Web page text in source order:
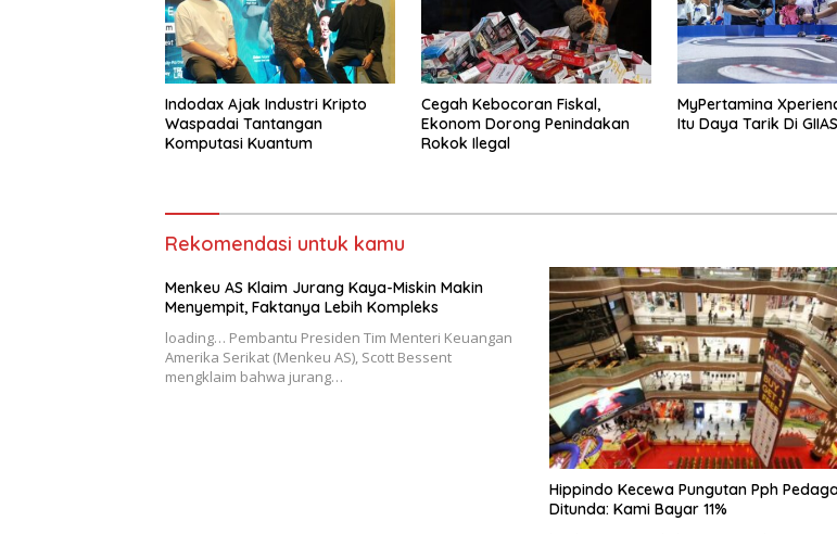
Indodax Ajak Industri Kripto
Waspadai Tantangan
Komputasi Kuantum
Cegah Kebocoran Fiskal,
Ekonom Dorong Penindakan
Rokok Ilegal
MyPertamina
Itu Daya Tarik Di
Rekomendasi untuk kamu
Menkeu AS Klaim Jurang Kaya-Miskin Makin
Menyempit, Faktanya Lebih Kompleks
loading… Pembantu Presiden Tim Menteri Keuangan
Amerika Serikat (Menkeu AS), Scott Bessent
mengklaim bahwa jurang…
Hippindo Kecewa Pungutan Pph
Ditunda: Kami Bayar 11%